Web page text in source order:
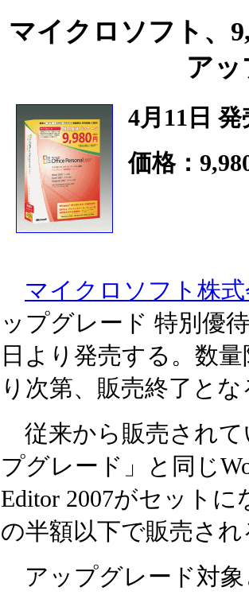
マイクロソフト、
ア
4月11日 発
価格：
マイクロソフト株
ップグレード 特別優
日より発売する。数
り次第、販売終了とな
従来から販売されて
プグレード」と同じ
Editor 2007がセット
の半額以下で販売され
アップグレード対象